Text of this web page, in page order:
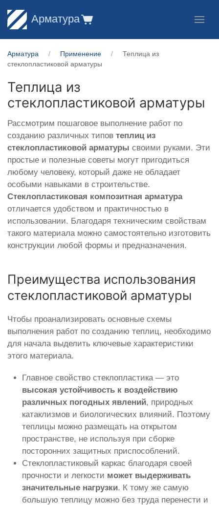
Арматура
Арматура Применение
Теплица из
стеклопластиковой арматуры
Теплица из
стеклопластиковой арматуры
Рассмотрим пошаговое выполнение работ по
созданию различных типов теплиц из
стеклопластиковой арматуры своими руками. Эти
простые и полезные советы могут пригодиться
любому человеку, который даже не обладает
особыми навыками в строительстве.
Стеклопластиковая композитная арматура
отличается удобством и практичностью в
использовании. Благодаря техническим свойствам
такого материала можно самостоятельно изготовить
конструкции любой формы и предназначения.
Преимущества использования
стеклопластиковой арматуры
Чтобы проанализировать основные схемы
выполнения работ по созданию теплиц, необходимо
для начала выделить ключевые характеристики
этого материала.
Главное свойство стеклопластика — это
высокая устойчивость к воздействию
различных погодных явлений, природных
катаклизмов и биологических влияний. Поэтому
теплицы можно размещать на открытом
пространстве, не используя при сборке
посторонних защитных приспособлений.
Стеклопластиковый каркас благодаря своей
прочности и легкости может выдерживать
значительные нагрузки. К тому же самую
большую теплицу можно без труда перенести и